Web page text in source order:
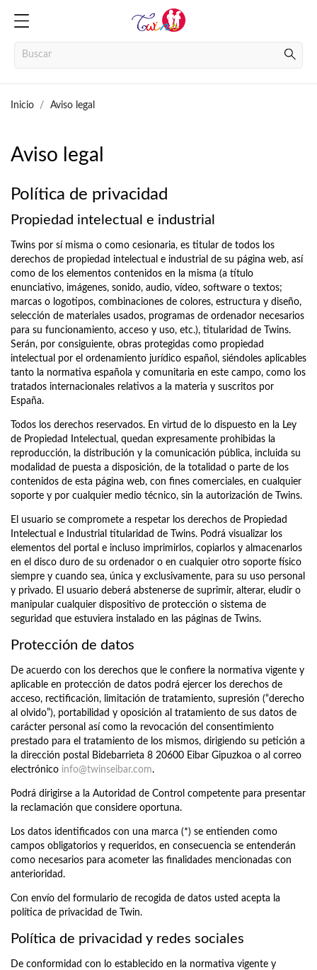
Inicio Aviso legal
Aviso legal
Política de privacidad
Propiedad intelectual e industrial
Twins por sí misma o como cesionaria, es titular de todos los
derechos de propiedad intelectual e industrial de su página web, así
como de los elementos contenidos en la misma (a título
enunciativo, imágenes, sonido, audio, vídeo, software o textos;
marcas o logotipos, combinaciones de colores, estructura y diseño,
selección de materiales usados, programas de ordenador necesarios
para su funcionamiento, acceso y uso, etc.), titularidad de Twins.
Serán, por consiguiente, obras protegidas como propiedad
intelectual por el ordenamiento jurídico español, siéndoles aplicables
tanto la normativa española y comunitaria en este campo, como los
tratados internacionales relativos a la materia y suscritos por
España.
Todos los derechos reservados. En virtud de lo dispuesto en la Ley
de Propiedad Intelectual, quedan expresamente prohibidas la
reproducción, la distribución y la comunicación pública, incluida su
modalidad de puesta a disposición, de la totalidad o parte de los
contenidos de esta página web, con fines comerciales, en cualquier
soporte y por cualquier medio técnico, sin la autorización de Twins.
El usuario se compromete a respetar los derechos de Propiedad
Intelectual e Industrial titularidad de Twins. Podrá visualizar los
elementos del portal e incluso imprimirlos, copiarlos y almacenarlos
en el disco duro de su ordenador o en cualquier otro soporte físico
siempre y cuando sea, única y exclusivamente, para su uso personal
y privado. El usuario deberá abstenerse de suprimir, alterar, eludir o
manipular cualquier dispositivo de protección o sistema de
seguridad que estuviera instalado en las páginas de Twins.
Protección de datos
De acuerdo con los derechos que le confiere la normativa vigente y
aplicable en protección de datos podrá ejercer los derechos de
acceso, rectificación, limitación de tratamiento, supresión (“derecho
al olvido”), portabilidad y oposición al tratamiento de sus datos de
carácter personal así como la revocación del consentimiento
prestado para el tratamiento de los mismos, dirigiendo su petición a
la dirección postal Bidebarrieta 8 20600 Eibar Gipuzkoa o al correo
electrónico info@twinseibar.com.
Podrá dirigirse a la Autoridad de Control competente para presentar
la reclamación que considere oportuna.
Los datos identificados con una marca (*) se entienden como
campos obligatorios y requeridos, en consecuencia se entenderán
como necesarios para acometer las finalidades mencionadas con
anterioridad.
Con envío del formulario de recogida de datos usted acepta la
política de privacidad de Twin.
Política de privacidad y redes sociales
De conformidad con lo establecido en la normativa vigente y